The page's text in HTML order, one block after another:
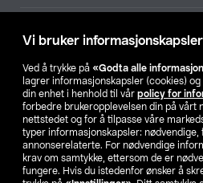
Vi bruker
Ved å trykke på «Godta alle
lagrer informasjonskapsler (cookies)
din enhet i henhold til vår policy for
forbedre brukeropplevelsen din på vårt
nettstedet og for å tilpasse våre
typer informasjonskapsler: nødvendige,
annonserelaterte. For nødvendige
krav om samtykke, ettersom de er
fungere. Hvis du istedenfor ønsker å
Våre selskaper
Finn din
SE NO